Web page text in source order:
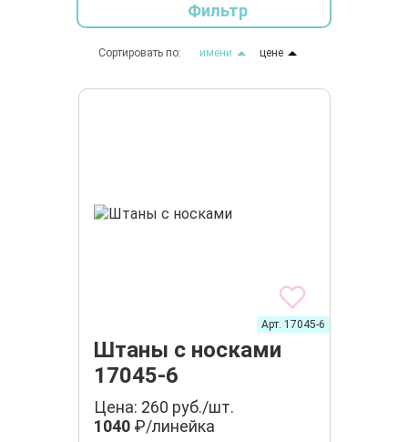
Фильтр
Сортировать по: имени цене
Штаны с носками
17045-6
Арт. 17045-6
Цена: 260 руб./шт.
1040₽/линейка